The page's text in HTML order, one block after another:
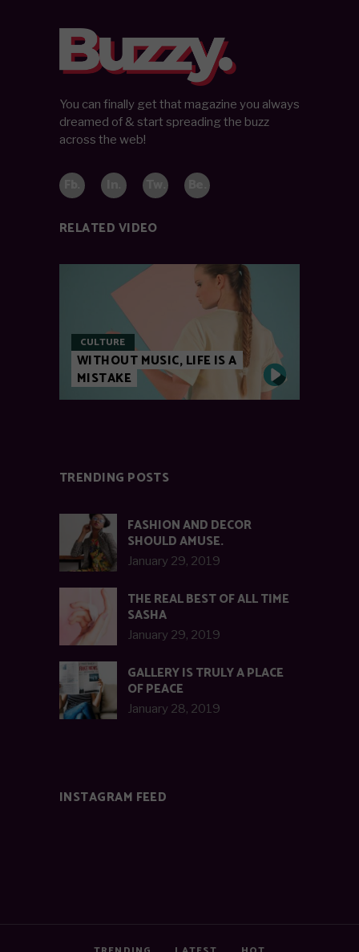
You can finally get that magazine you always
dreamed of & start spreading the buzz
across the web!
RELATED VIDEO
CULTURE
WITHOUT MUSIC, LIFE IS A
MISTAKE
TRENDING POSTS
FASHION AND DECOR
SHOULD AMUSE.
January 29, 2019
THE REAL BEST OF ALL TIME
SASHA
January 29, 2019
GALLERY IS TRULY A PLACE
OF PEACE
January 28, 2019
INSTAGRAM FEED